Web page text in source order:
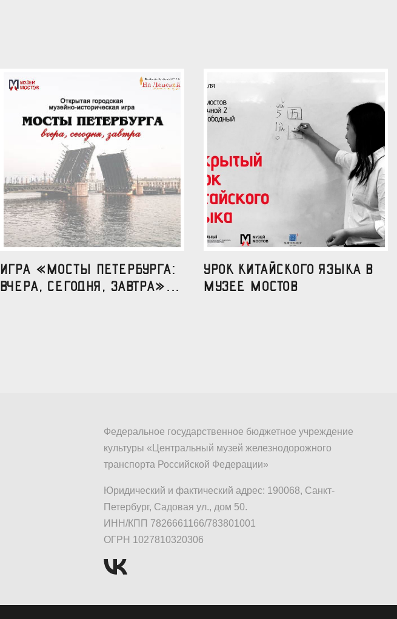
Игра «Мосты Петербурга:
вчера, сегодня, завтра»...
УРОК КИТАЙСКОГО ЯЗЫКА В
МУЗЕЕ МОСТОВ
Федеральное государственное бюджетное учреждение
культуры «Центральный музей железнодорожного
транспорта Российской Федерации»
Юридический и фактический адрес: 190068, Санкт-
Петербург, Садовая ул., дом 50.
ИНН/КПП 7826661166/783801001
ОГРН 1027810320306